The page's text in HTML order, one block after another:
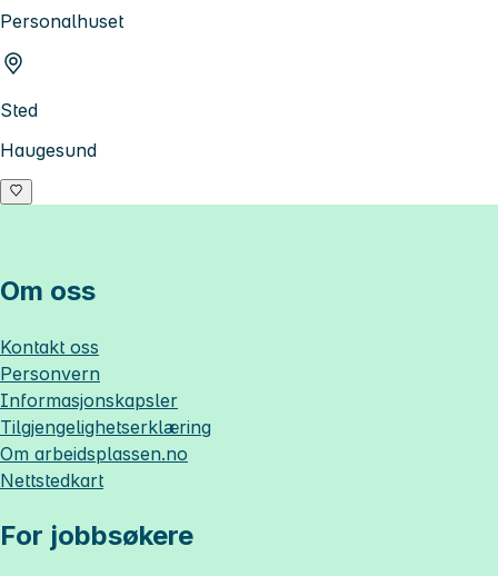
Personalhuset
Sted
Haugesund
Om oss
Kontakt oss
Personvern
Informasjonskapsler
Tilgjengelighetserklæring
Om arbeidsplassen.no
Nettstedkart
For jobbsøkere